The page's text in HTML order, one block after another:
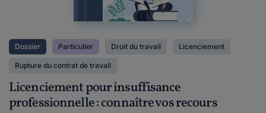
Dossier Particulier Droit du travail Licenciement
Rupture du contrat de travail
Licenciement pour insuffisance
professionnelle : connaître vos recours